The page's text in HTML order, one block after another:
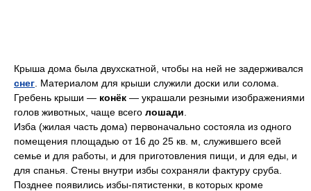
Крыша дома была двухскатной, чтобы на ней не задерживался
снег . Материалом для крыши служили доски или солома.
Гребень крыши — конёк — украшали резными изображениями
голов животных, чаще всего лошади
Изба (жилая часть дома) первоначально состояла из одного
помещения площадью от 16 до 25 кв. м, служившего всей
семье и для работы, и для приготовления пищи, и для еды, и
для спанья. Стены внутри избы сохраняли фактуру сруба.
Позднее появились избы-пятистенки, в которых кроме